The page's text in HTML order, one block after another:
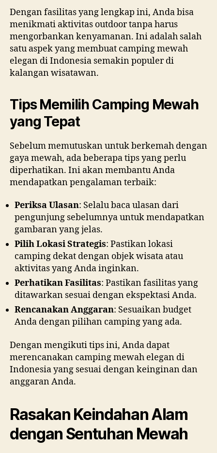
Dengan fasilitas yang lengkap ini, Anda bisa
menikmati aktivitas outdoor tanpa harus
mengorbankan kenyamanan. Ini adalah salah
satu aspek yang membuat camping mewah
elegan di Indonesia semakin populer di
kalangan wisatawan.
Tips Memilih Camping Mewah
yang Tepat
Sebelum memutuskan untuk berkemah dengan
gaya mewah, ada beberapa tips yang perlu
diperhatikan. Ini akan membantu Anda
mendapatkan pengalaman terbaik:
Periksa Ulasan: Selalu baca ulasan dari
pengunjung sebelumnya untuk mendapatkan
gambaran yang jelas.
Pilih Lokasi Strategis: Pastikan lokasi
camping dekat dengan objek wisata atau
aktivitas yang Anda inginkan.
Perhatikan Fasilitas: Pastikan fasilitas yang
ditawarkan sesuai dengan ekspektasi Anda.
Rencanakan Anggaran: Sesuaikan budget
Anda dengan pilihan camping yang ada.
Dengan mengikuti tips ini, Anda dapat
merencanakan camping mewah elegan di
Indonesia yang sesuai dengan keinginan dan
anggaran Anda.
Rasakan Keindahan Alam
dengan Sentuhan Mewah